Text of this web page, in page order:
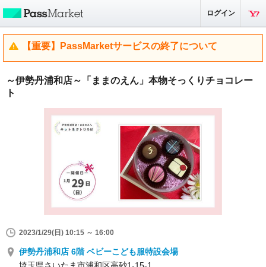
ログイン
【重要】PassMarketサービスの終了について
～伊勢丹浦和店～「ままのえん」本物そっくりチョコレー
ト
2023/1/29(日) 10:15 ～ 16:00
伊勢丹浦和店 6階 ベビーこども服特設会場